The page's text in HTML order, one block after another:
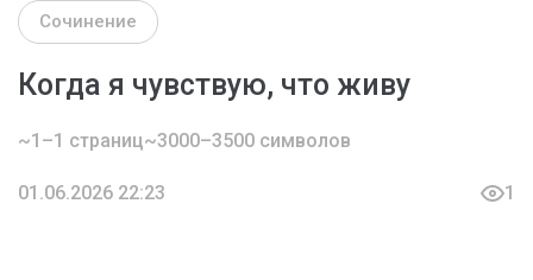
Сочинение
Когда я чувствую, что живу
~1–1 страниц~3000–3500 символов
01.06.2026 22:23 1